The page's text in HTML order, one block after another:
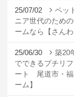
25/07/02
ペッ
ニア世代のため
ームなら【さんわ
25/06/30
築20
でできるプチリ
ート 尾道市・福
ーム】